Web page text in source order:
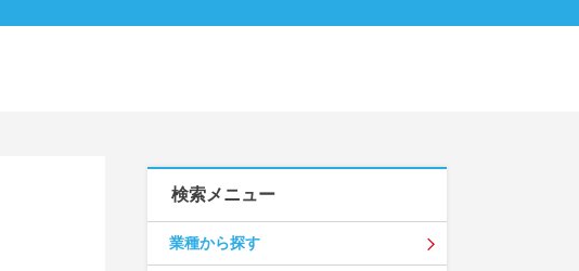
検索メニュー
業種から探す